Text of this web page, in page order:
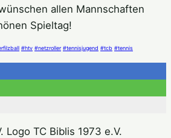
allen Mannschaften
Spieltag!
#htv #netzroller #tennisjugend #tcb #tennis
TC Biblis 1973 e.V.